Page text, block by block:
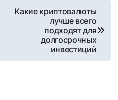
Какие криптовалюты
лучше всего
подходят для
долгосрочных
инвестиций